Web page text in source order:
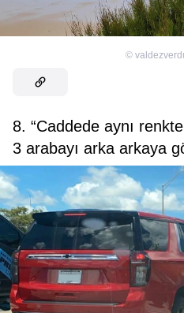
©
8. “Caddede aynı
3 arabayı arka arkaya